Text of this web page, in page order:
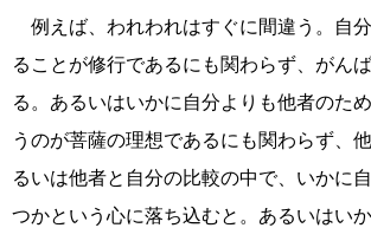
例えば、われわれはすぐに間違う。自
ることが修行であるにも関わらず、がん
る。あるいはいかに自分よりも他者のた
うのが菩薩の理想であるにも関わらず、
るいは他者と自分の比較の中で、いかに
つかという心に落ち込むと。あるいはい